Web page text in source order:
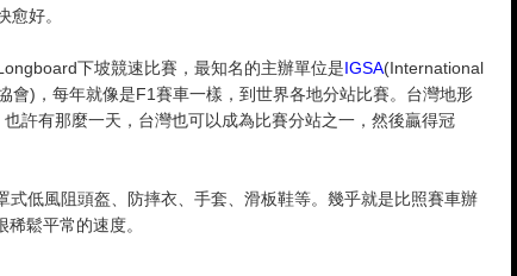
好。
下坡競速比賽，最知名的主辦單位是IGSA(International
會)，每年就像是F1賽車一樣，到世界各地分站比賽。台灣地形
許有那麼一天，台灣也可以成為比賽分站之一，然後贏得冠
低風阻頭盔、防摔衣、手套、滑板鞋等。幾乎就是比照賽車辦
鬆平常的速度。